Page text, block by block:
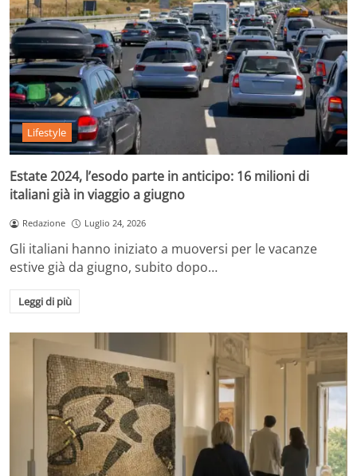
Lifestyle
Estate 2024, l’esodo parte in anticipo: 16 milioni di
italiani già in viaggio a giugno
Redazione Luglio 24, 2026
Gli italiani hanno iniziato a muoversi per le vacanze
estive già da giugno, subito dopo…
Leggi di più